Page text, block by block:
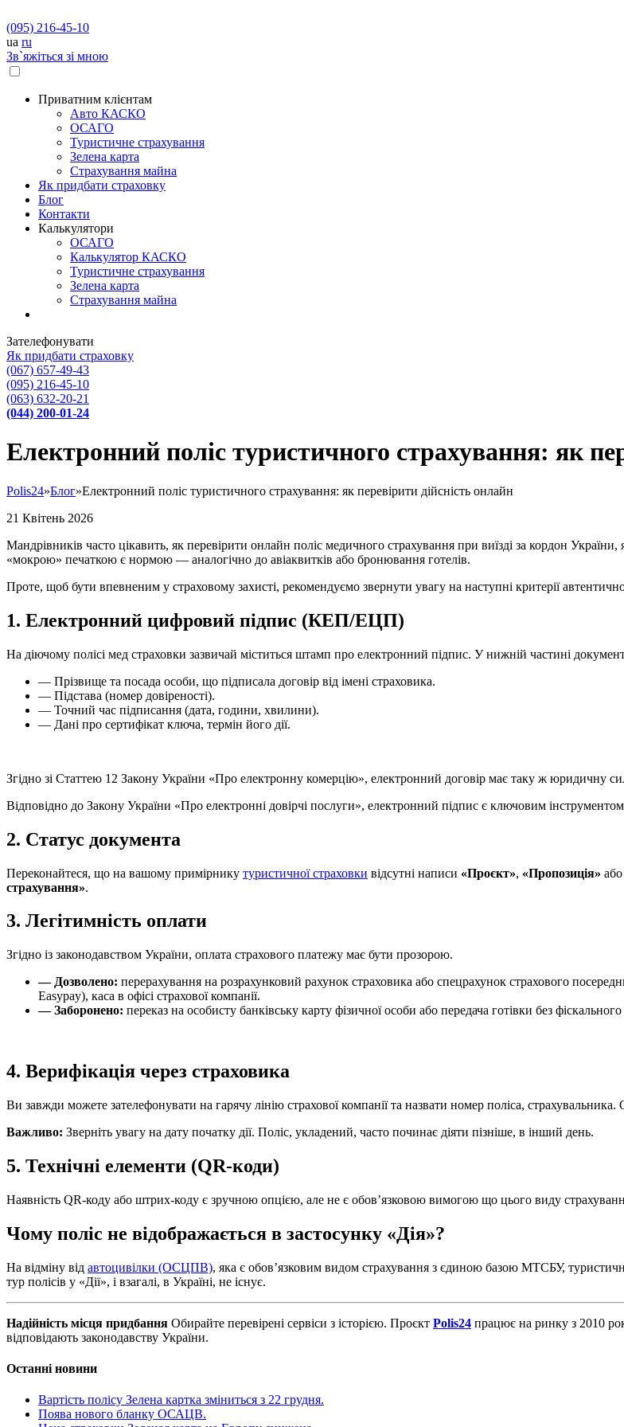
(095) 216-45-10
ua ru
Зв`яжіться зі мною
Приватним клієнтам
Авто КАСКО
OСАГО
Туристичне страхування
Зелена карта
Страхування майна
Як придбати страховку
Блог
Контакти
Калькулятори
OСАГО
Калькулятор КАСКО
Туристичне страхування
Зелена карта
Страхування майна
Зателефонувати
Як придбати страховку
(067) 657-49-43
(095) 216-45-10
(063) 632-20-21
(044) 200-01-24
Електронний поліс туристичного страхування: як
Polis24»Блог»Електронний поліс туристичного страхування: як перевірити дійсність онлайн
21 Квітень 2026
Мандрівників часто цікавить, як перевірити онлайн поліс медичного страхування при виїзді за кордон
«мокрою» печаткою є нормою — аналогічно до авіаквитків або бронювання готелів.
Проте, щоб бути впевненим у страховому захисті, рекомендуємо звернути увагу на наступні критерії
1. Електронний цифровий підпис (КЕП/ЕЦП)
На діючому полісі мед страховки зазвичай міститься штамп про електронний підпис. У нижній частині
— Прізвище та посада особи, що підписала договір від імені страховика.
— Підстава (номер довіреності).
— Точний час підписання (дата, години, хвилини).
— Дані про сертифікат ключа, термін його дії.
Згідно зі Статтею 12 Закону України «Про електронну комерцію», електронний договір має таку ж юридичну
Відповідно до Закону України «Про електронні довірчі послуги», електронний підпис є ключовим
2. Статус документа
Переконайтеся, що на вашому примірнику туристичної страховки відсутні написи «Проєкт», «Пропозиція» або
страхування».
3. Легітимність оплати
Згідно із законодавством України, оплата страхового платежу має бути прозорою.
— Дозволено: перерахування на розрахунковий рахунок страховика або спецрахунок страхового
Easypay), каса в офісі страхової компанії.
— Заборонено: переказ на особисту банківську карту фізичної особи або передача готівки без фіскального
4. Верифікація через страховика
Ви завжди можете зателефонувати на гарячу лінію страхової компанії та назвати номер поліса, страхувальника.
Важливо: Зверніть увагу на дату початку дії. Поліс, укладений, часто починає діяти пізніше, в інший день.
5. Технічні елементи (QR-коди)
Наявність QR-коду або штрих-коду є зручною опцією, але не є обов’язковою вимогою що цього виду
Чому поліс не відображається в застосунку «Дія»?
На відміну від автоцивілки (ОСЦПВ), яка є обов’язковим видом страхування з єдиною базою МТСБУ,
тур полісів у «Дії», і взагалі, в Україні, не існує.
Надійність місця придбання Обирайте перевірені сервіси з історією. Проєкт Polis24 працює на ринку з 2010
відповідають законодавству України.
Останні новини
Вартість полісу Зелена картка зміниться з 22 грудня.
Поява нового бланку ОСАЦВ.